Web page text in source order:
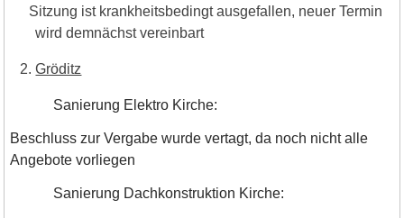
Sitzung ist krankheitsbedingt ausgefallen, neuer Termin
wird demnächst vereinbart
Gröditz
Sanierung Elektro Kirche:
Beschluss zur Vergabe wurde vertagt, da noch nicht alle
Angebote vorliegen
Sanierung Dachkonstruktion Kirche: